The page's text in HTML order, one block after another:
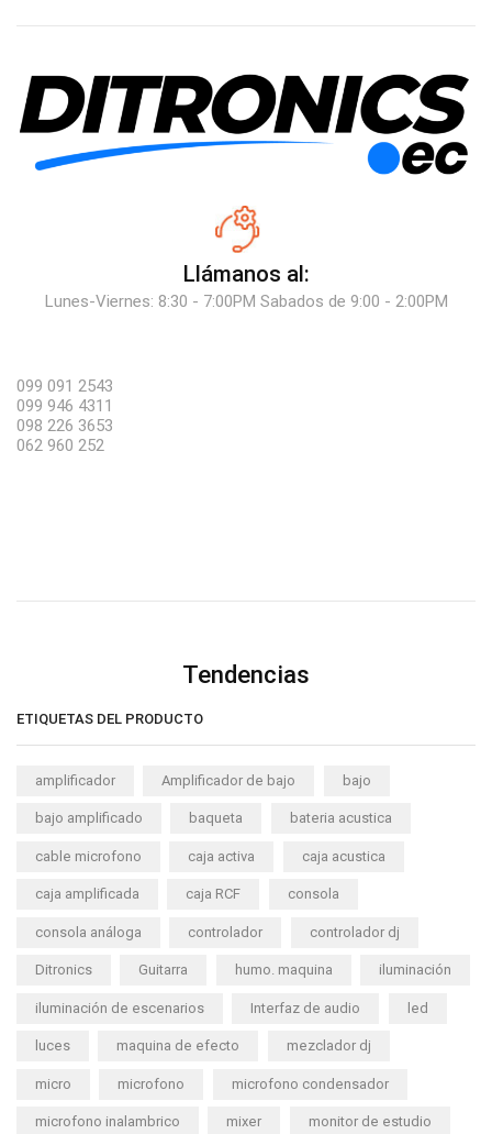
Llámanos al:
Lunes-Viernes: 8:30 - 7:00PM Sabados de 9:00 - 2:00PM
099 091 2543
099 946 4311
098 226 3653
062 960 252
Tendencias
ETIQUETAS DEL PRODUCTO
amplificador Amplificador de bajo bajo
bajo amplificado baqueta bateria acustica
cable microfono caja activa caja acustica
caja amplificada caja RCF consola
consola análoga controlador controlador dj
Ditronics Guitarra humo. maquina iluminación
iluminación de escenarios Interfaz de audio led
luces maquina de efecto mezclador dj
micro microfono microfono condensador
microfono inalambrico mixer monitor de estudio